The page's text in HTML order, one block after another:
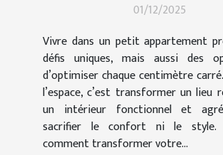
01/12/2025
Vivre dans un petit appartement
défis uniques, mais aussi des
d’optimiser chaque centimètre
l’espace, c’est transformer un lieu
un intérieur fonctionnel et
sacrifier le confort ni le style.
comment transformer votre...